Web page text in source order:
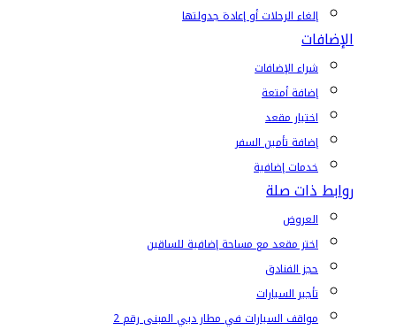
إلغاء الرحلات أو إعادة جدولتها
الإضافات
شراء الإضافات
إضافة أمتعة
اختيار مقعد
إضافة تأمين السفر
خدمات إضافية
روابط ذات صلة
العروض
اختر مقعد مع مساحة إضافية للساقين
حجز الفنادق
تأجير السيارات
مواقف السيارات في مطار دبي المبنى رقم 2